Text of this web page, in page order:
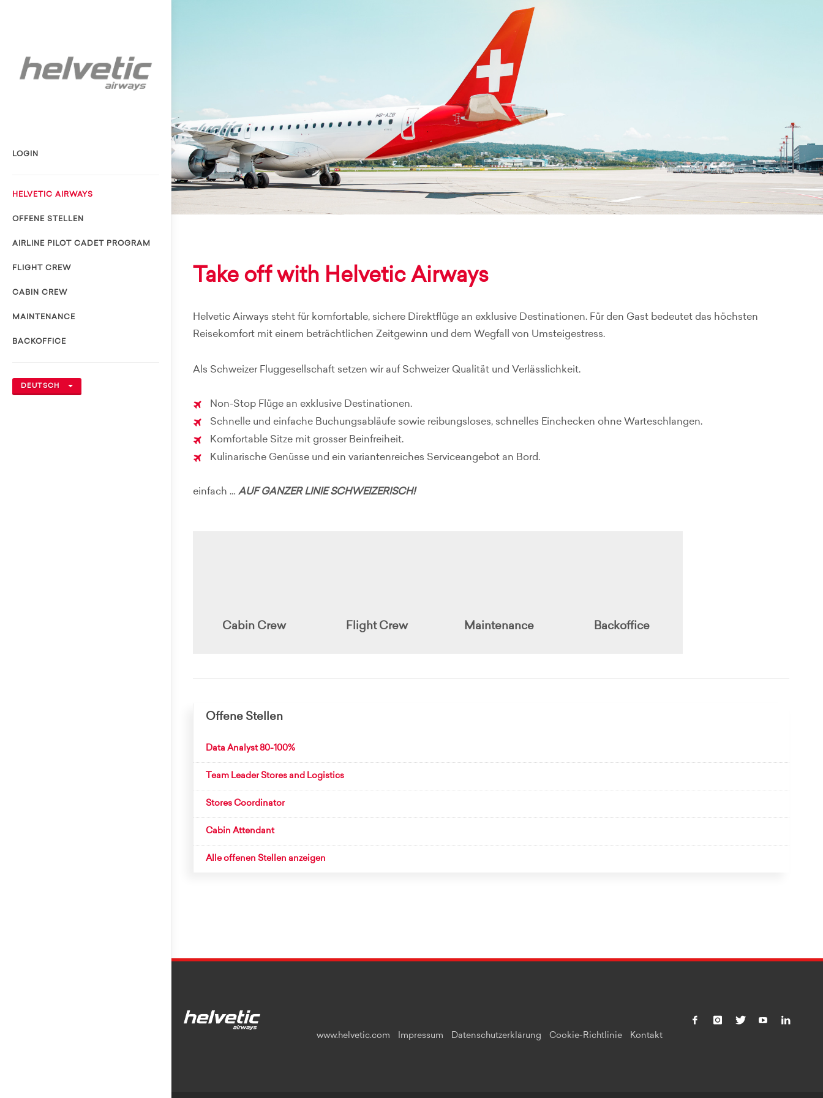
LOGIN
HELVETIC AIRWAYS
OFFENE STELLEN
AIRLINE PILOT CADET PROGRAM
FLIGHT CREW
CABIN CREW
MAINTENANCE
BACKOFFICE
DEUTSCH
Take off with Helvetic Airways
Helvetic Airways steht für komfortable, sichere Direktflüge an exklusive Destinationen. Für den Gast bedeutet das höchsten
Reisekomfort mit einem beträchtlichen Zeitgewinn und dem Wegfall von Umsteigestress.
Als Schweizer Fluggesellschaft setzen wir auf Schweizer Qualität und Verlässlichkeit.
Non-Stop Flüge an exklusive Destinationen.
Schnelle und einfache Buchungsabläufe sowie reibungsloses, schnelles Einchecken ohne Warteschlangen.
Komfortable Sitze mit grosser Beinfreiheit.
Kulinarische Genüsse und ein variantenreiches Serviceangebot an Bord.
einfach … AUF GANZER LINIE SCHWEIZERISCH!
Cabin Crew Flight Crew Maintenance Backoffice
Offene Stellen
Data Analyst 80-100%
Team Leader Stores and Logistics
Stores Coordinator
Cabin Attendant
Alle offenen Stellen anzeigen
www.helvetic.com Impressum Datenschutzerklärung Cookie-Richtlinie Kontakt